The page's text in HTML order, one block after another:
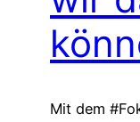
Mit dem